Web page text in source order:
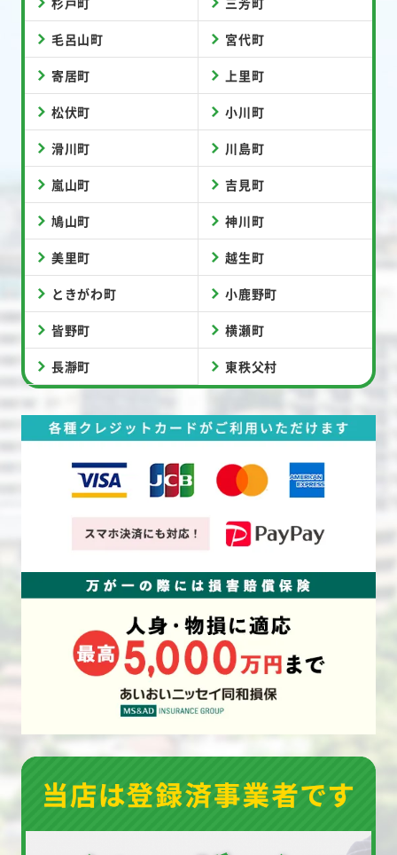
毛呂山町 宮代町
寄居町 上里町
松伏町 小川町
滑川町 川島町
嵐山町 吉見町
鳩山町 神川町
美里町 越生町
ときがわ町 小鹿野町
皆野町 横瀬町
長瀞町 東秩父村